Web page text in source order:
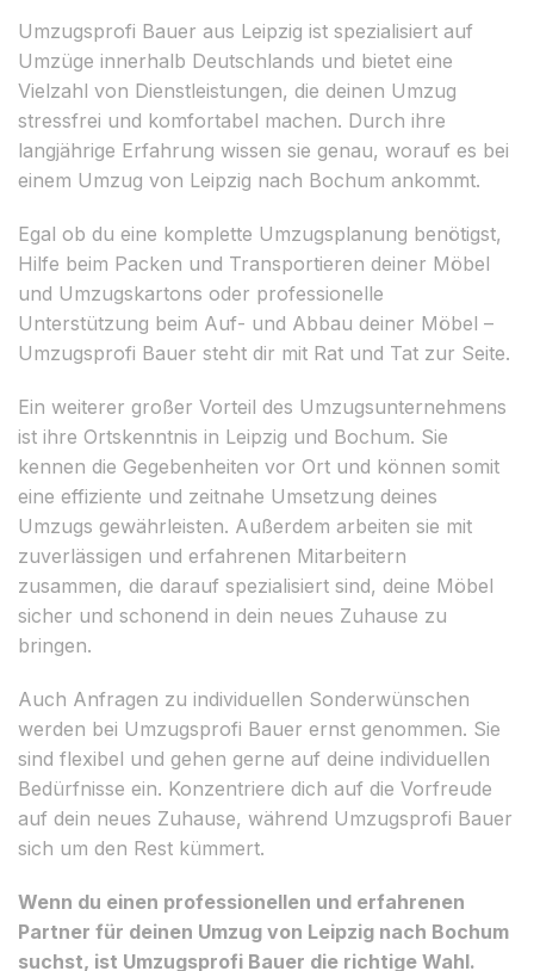
Umzugsprofi Bauer aus Leipzig ist spezialisiert auf
Umzüge innerhalb Deutschlands und bietet eine
Vielzahl von Dienstleistungen, die deinen Umzug
stressfrei und komfortabel machen. Durch ihre
langjährige Erfahrung wissen sie genau, worauf es bei
einem Umzug von Leipzig nach Bochum ankommt.
Egal ob du eine komplette Umzugsplanung benötigst,
Hilfe beim Packen und Transportieren deiner Möbel
und Umzugskartons oder professionelle
Unterstützung beim Auf- und Abbau deiner Möbel –
Umzugsprofi Bauer steht dir mit Rat und Tat zur Seite.
Ein weiterer großer Vorteil des Umzugsunternehmens
ist ihre Ortskenntnis in Leipzig und Bochum. Sie
kennen die Gegebenheiten vor Ort und können somit
eine effiziente und zeitnahe Umsetzung deines
Umzugs gewährleisten. Außerdem arbeiten sie mit
zuverlässigen und erfahrenen Mitarbeitern
zusammen, die darauf spezialisiert sind, deine Möbel
sicher und schonend in dein neues Zuhause zu
bringen.
Auch Anfragen zu individuellen Sonderwünschen
werden bei Umzugsprofi Bauer ernst genommen. Sie
sind flexibel und gehen gerne auf deine individuellen
Bedürfnisse ein. Konzentriere dich auf die Vorfreude
auf dein neues Zuhause, während Umzugsprofi Bauer
sich um den Rest kümmert.
Wenn du einen professionellen und erfahrenen
Partner für deinen Umzug von Leipzig nach Bochum
suchst, ist Umzugsprofi Bauer die richtige Wahl.